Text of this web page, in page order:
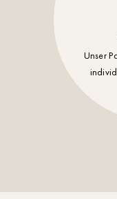
Unser